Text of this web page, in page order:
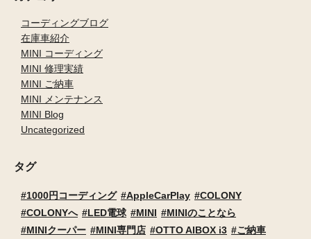
コーディングブログ
在庫車紹介
MINI コーディング
MINI 修理実績
MINI ご納車
MINI メンテナンス
MINI Blog
Uncategorized
タグ
1000円コーディング AppleCarPlay
COLONY
COLONYへ
LED電球 MINI
MINIのことなら
MINIクーパー
MINI専門店 OTTO AIBOX i3 ご納車